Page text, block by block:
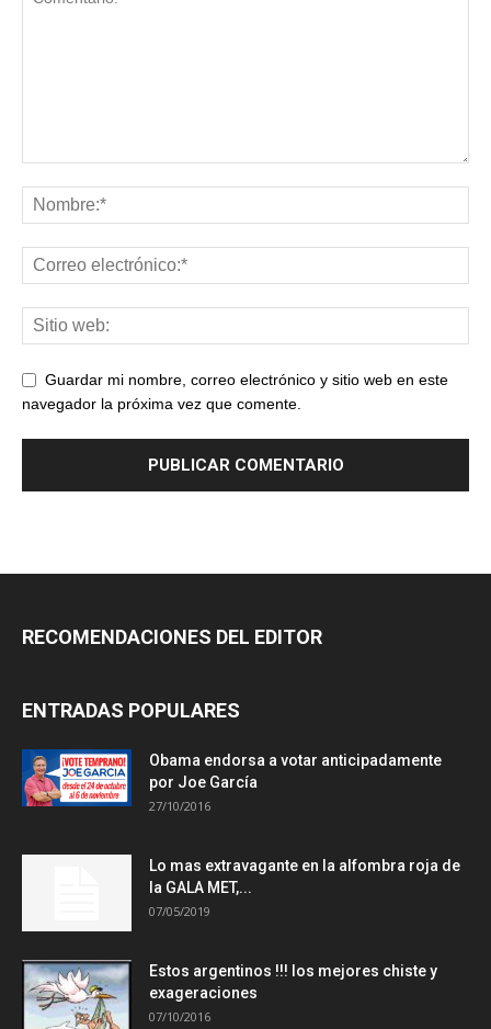
Guardar mi nombre, correo electrónico y sitio web en este
navegador la próxima vez que comente.
RECOMENDACIONES DEL EDITOR
ENTRADAS POPULARES
Obama endorsa a votar anticipadamente
por Joe García
27/10/2016
Lo mas extravagante en la alfombra roja de
la GALA MET,...
07/05/2019
Estos argentinos !!! los mejores chiste y
exageraciones
07/10/2016